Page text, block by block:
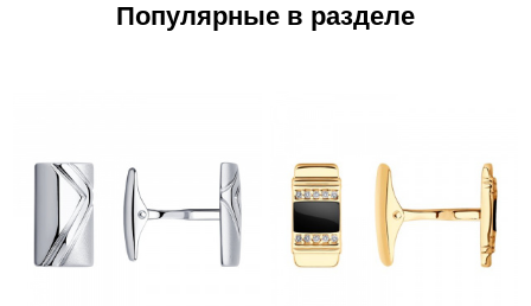
Популярные в разделе